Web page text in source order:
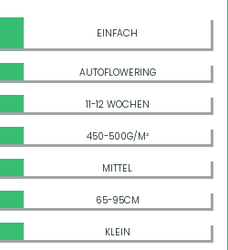
EINFACH
AUTOFLOWERING
11-12 WOCHEN
450-500G/M²
MITTEL
65-95CM
KLEIN